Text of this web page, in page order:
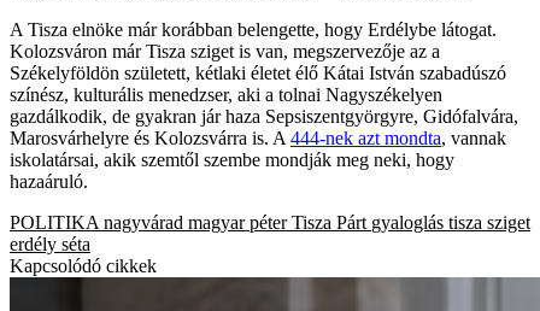
A Tisza elnöke már korábban belengette, hogy Erdélybe látogat.
Kolozsváron már Tisza sziget is van, megszervezője az a
Székelyföldön született, kétlaki életet élő Kátai István szabadúszó
színész, kulturális menedzser, aki a tolnai Nagyszékelyen
gazdálkodik, de gyakran jár haza Sepsiszentgyörgyre, Gidófalvára,
Marosvárhelyre és Kolozsvárra is. A 444-nek azt mondta, vannak
iskolatársai, akik szemtől szembe mondják meg neki, hogy
hazaáruló.
POLITIKA nagyvárad magyar péter Tisza Párt gyaloglás tisza sziget
erdély séta
Kapcsolódó cikkek